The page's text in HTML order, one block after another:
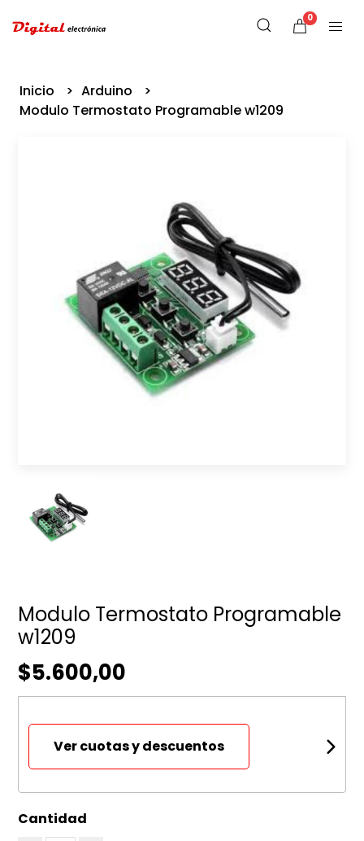
0
Inicio
Arduino
Modulo Termostato Programable w1209
Modulo Termostato Programable
w1209
$5.600,00
Ver cuotas y descuentos
Cantidad